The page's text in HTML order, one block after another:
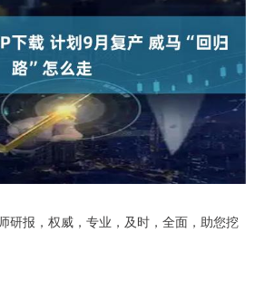
报，权威，专业，及时，全面，助您挖